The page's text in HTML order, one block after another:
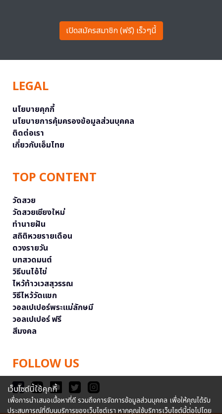
เปิดสมัครสมาชิก (ฟรี) เร็วๆนี้
LEGAL
นโยบายคุกกี้
นโยบายการคุ้มครองข้อมูลส่วนบุคคล
ติดต่อเรา
เกี่ยวกับเอ็มไทย
TOP CONTENT
วัดสวย
วัดสวยเชียงใหม่
ทำนายฝัน
สถิติหวยรายเดือน
ดวงรายวัน
บทสวดมนต์
วิธีบนไอ้ไข่
ไหว้ท้าวเวสสุวรรณ
วิธีไหว้วัดแขก
วอลเปเปอร์พระแม่ลักษมี
วอลเปเปอร์ ฟรี
สีมงคล
FOLLOW US
เว็บไซต์นี้ใช้คุกกี้
เพื่อการนำเสนอเนื้อหาที่ดี รวมถึงการจัดการข้อมูลส่วนบุคคล เพื่อให้คุณได้รับ
ประสบการณ์ที่ดีบนบริการของเว็บไซต์เรา หากคุณใช้บริการเว็บไซต์นี้ต่อไปโดย